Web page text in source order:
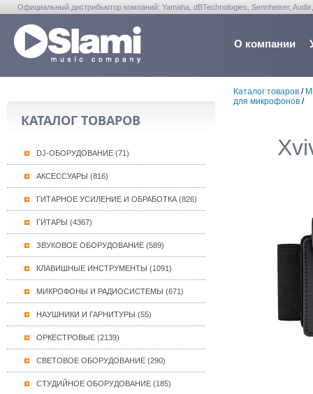
Официальный дистрибьютор компаний: Yamaha, dBTechnologies, Sennheiser,
О компании
КАТАЛОГ ТОВАРОВ
DJ-ОБОРУДОВАНИЕ (71)
АКСЕССУАРЫ (816)
ГИТАРНОЕ УСИЛЕНИЕ И ОБРАБОТКА (826)
ГИТАРЫ (4367)
ЗВУКОВОЕ ОБОРУДОВАНИЕ (589)
КЛАВИШНЫЕ ИНСТРУМЕНТЫ (1091)
МИКРОФОНЫ И РАДИОСИСТЕМЫ (671)
НАУШНИКИ И ГАРНИТУРЫ (55)
ОРКЕСТРОВЫЕ (2139)
СВЕТОВОЕ ОБОРУДОВАНИЕ (290)
СТУДИЙНОЕ ОБОРУДОВАНИЕ (185)
Каталог товаров/
для микрофонов/